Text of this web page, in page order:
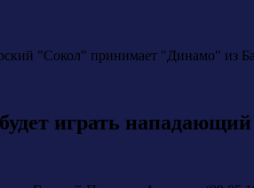
"Сокол" принимает "Динамо" из
играть